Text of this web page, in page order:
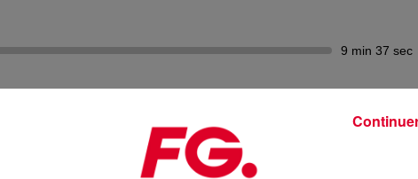
9 min 37 sec